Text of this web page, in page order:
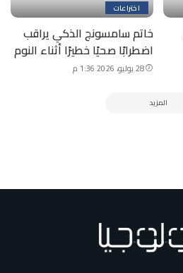
اختراعات
خاتم سامسونج الذكي يراقب
اضطرابًا صحيًا خطيرًا أثناء النوم
28 يوليو، 2026 1:36 م
المزيد